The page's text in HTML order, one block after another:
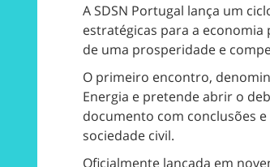
A SDSN Portugal lança um
estratégicas para a
de uma prosperidade e
O primeiro encontro,
Energia e pretende abrir o
documento com conclusões
sociedade civil.
Oficialmente lançada em